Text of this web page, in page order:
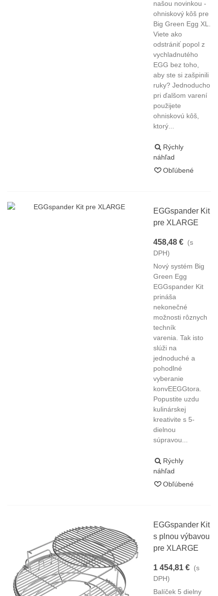
našou novinkou -
ohniskový kôš pre
Big Green Egg XL.
Viete ako
odstrániť popol z
vychladnutého
EGG bez toho,
aby ste si zašpinili
ruky? Jednoducho
pri ďalšom varení
použijete
ohniskovú kôš,
ktorý...
Rýchly
náhľad
Obľúbené
EGGspander Kit
pre XLARGE
458,48 € (s
DPH)
Nový systém Big
Green Egg
EGGspander Kit
prináša
nekonečné
možnosti rôznych
techník
varenia. Tak isto
slúži na
jednoduché a
pohodlné
vyberanie
konvEEGGtora.
Popustite uzdu
kulinárskej
kreativite s 5-
dielnou
súpravou...
Rýchly
náhľad
Obľúbené
EGGspander Kit
s plnou výbavou
pre XLARGE
1 454,81 € (s
DPH)
Balíček 5 dielny